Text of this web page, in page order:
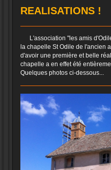
REALISATIONS !
L'association "les amis
la chapelle St Odile de l'ancien
d'avoir une première et belle
chapelle a en effet été
Quelques photos ci-dessous...